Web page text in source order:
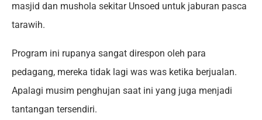
masjid dan mushola sekitar Unsoed untuk jaburan pasca
tarawih.
Program ini rupanya sangat direspon oleh para
pedagang, mereka tidak lagi was was ketika berjualan.
Apalagi musim penghujan saat ini yang juga menjadi
tantangan tersendiri.